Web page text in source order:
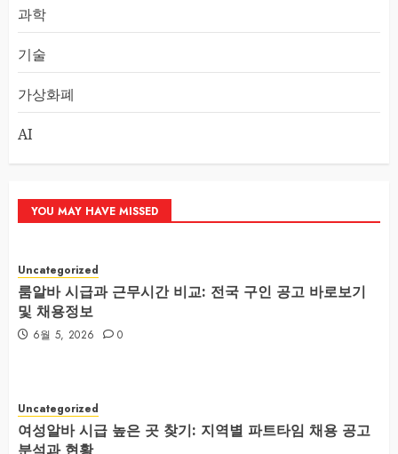
과학
기술
가상화폐
AI
YOU MAY HAVE MISSED
Uncategorized
룸알바 시급과 근무시간 비교: 전국 구인 공고 바로보기
및 채용정보
6월 5, 2026 0
Uncategorized
여성알바 시급 높은 곳 찾기: 지역별 파트타임 채용 공고